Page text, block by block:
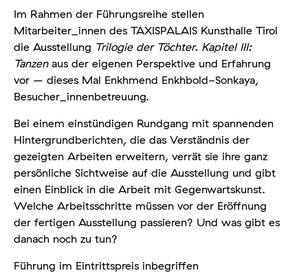
Im Rahmen der Führungsreihe stellen
Mitarbeiter_innen des TAXISPALAIS Kunsthalle Tirol
die Ausstellung Trilogie der Töchter. Kapitel III:
Tanzenaus der eigenen Perspektive und Erfahrung
vor – dieses Mal Enkhmend Enkhbold-Sonkaya,
Besucher_innenbetreuung.
Bei einem einstündigen Rundgang mit spannenden
Hintergrundberichten, die das Verständnis der
gezeigten Arbeiten erweitern, verrät sie ihre ganz
persönliche Sichtweise auf die Ausstellung und gibt
einen Einblick in die Arbeit mit Gegenwartskunst.
Welche Arbeitsschritte müssen vor der Eröffnung
der fertigen Ausstellung passieren? Und was gibt es
danach noch zu tun?
Führung im Eintrittspreis inbegriffen